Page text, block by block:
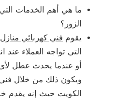
ما هي أهم الخدمات
الزور؟
يقوم فني كهربائي منازل
التي تواجه العملاء عند
أو عندما يحدث عطل
ويكون ذلك من خلال فني
الكويت حيث إنه يقدم